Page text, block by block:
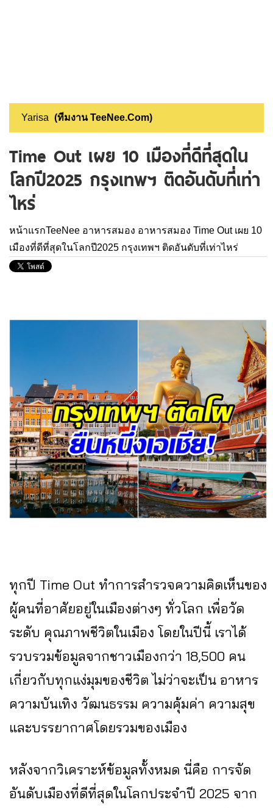
Yarisa (ทีมงาน TeeNee.Com)
Time Out เผย 10 เมืองที่ดีที่สุดใน
โลกปี2025 กรุงเทพฯ ติดอันดับที่เท่า
ไหร่
หน้าแรกTeeNee อาหารสมอง อาหารสมอง Time Out เผย 10
เมืองที่ดีที่สุดในโลกปี2025 กรุงเทพฯ ติดอันดับที่เท่าไหร่
ทุกปี Time Out ทำการสำรวจความคิดเห็นของ
ผู้คนที่อาศัยอยู่ในเมืองต่างๆ ทั่วโลก เพื่อวัด
ระดับ คุณภาพชีวิตในเมือง โดยในปีนี้ เราได้
รวบรวมข้อมูลจากชาวเมืองกว่า 18,500 คน
เกี่ยวกับทุกแง่มุมของชีวิต ไม่ว่าจะเป็น อาหาร
ความบันเทิง วัฒนธรรม ความคุ้มค่า ความสุข
และบรรยากาศโดยรวมของเมือง
หลังจากวิเคราะห์ข้อมูลทั้งหมด นี่คือ การจัด
อันดับเมืองที่ดีที่สุดในโลกประจำปี 2025 จาก